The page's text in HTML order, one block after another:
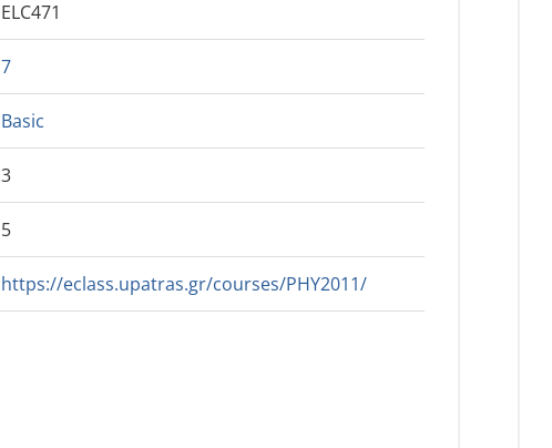
ELC471
7
Basic
3
5
https://eclass.upatras.gr/courses/PHY2011/